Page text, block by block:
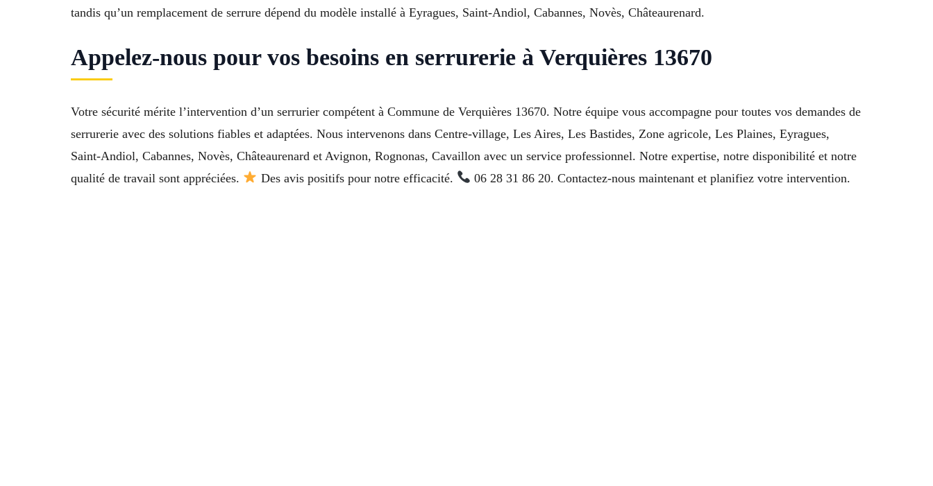
tandis qu’un remplacement de serrure dépend du modèle installé à Eyragues, Saint-Andiol, Cabannes, Novès, Châteaurenard.
Appelez-nous pour vos besoins en serrurerie à Verquières 13670
Votre sécurité mérite l’intervention d’un serrurier compétent à Commune de Verquières 13670. Notre équipe vous accompagne pour toutes vos demandes de
serrurerie avec des solutions fiables et adaptées. Nous intervenons dans Centre-village, Les Aires, Les Bastides, Zone agricole, Les Plaines, Eyragues,
Saint-Andiol, Cabannes, Novès, Châteaurenard et Avignon, Rognonas, Cavaillon avec un service professionnel. Notre expertise, notre disponibilité et notre
qualité de travail sont appréciées.
Des avis positifs pour notre efficacité. 06 28 31 86 20. Contactez-nous maintenant et planifiez votre intervention.